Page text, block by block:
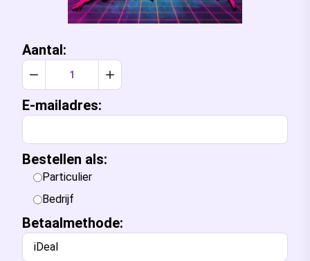
Aantal:
Verlaag aantal met 1Verhoog aantal met 1
E-mailadres:
Bestellen als:
Particulier
Bedrijf
Betaalmethode:
iDeal